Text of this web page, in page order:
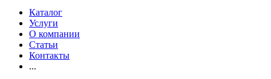
Каталог
Услуги
О компании
Статьи
Контакты
...